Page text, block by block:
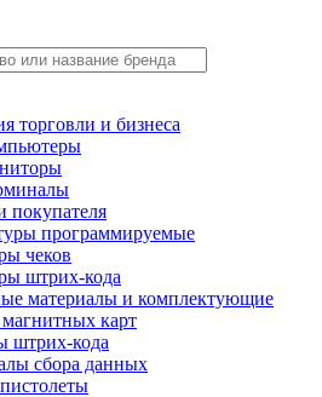
торговли и бизнеса
покупателя
программируемые
чеков
штрих-кода
материалы и комплектующие
карт
штрих-кода
сбора данных